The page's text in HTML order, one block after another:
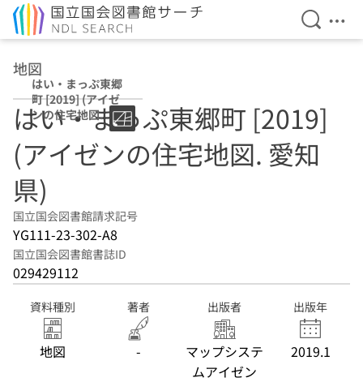
検索を
メ
地図
はい・まっぷ東郷
町 [2019] (アイゼ
ンの住宅地図. 愛
知県)
はい・まっぷ東郷町 [2019]
(アイゼンの住宅地図. 愛知
県)
国立国会図書館請求記号
YG111-23-302-A8
国立国会図書館書誌ID
029429112
資料種別
地図
著者
-
出版者
マップシステ
ムアイゼン
出版年
2019.1